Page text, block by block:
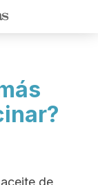
de